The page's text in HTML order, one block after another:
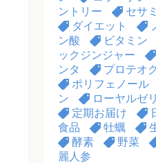
ントリー
セサ
ダイエット
ン酸
ビタミン
ックジンジャー
ンタ
プロテオ
ポリフェノール
ン
ローヤルゼ
定期お届け
食品
牡蠣
酵素
野菜
麗人参